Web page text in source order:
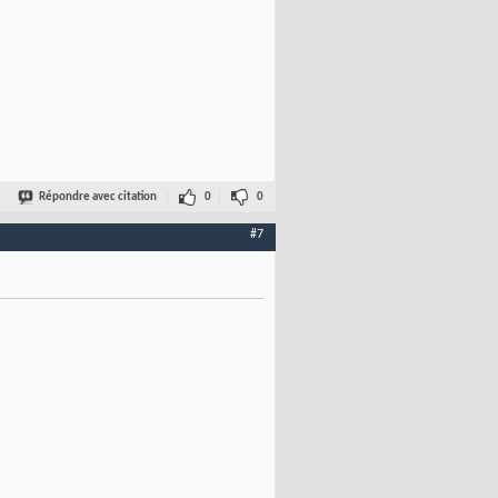
Répondre avec citation 0 0
#7